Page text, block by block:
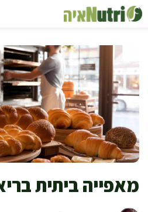
לדלג
לתוכן
מאפייה ביתית